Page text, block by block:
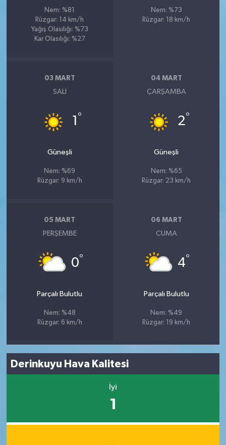
Nem: %81
Rüzgar: 14 km/h
Yağış Olasılığı: %73
Kar Olasılığı: %27
Nem: %73
Rüzgar: 18 km/h
03 MART
SALI
1 °
Güneşli
Nem: %69
Rüzgar: 9 km/h
04 MART
ÇARŞAMBA
2°
Güneşli
Nem: %65
Rüzgar: 23 km/h
05 MART
PERŞEMBE
0°
Parçalı Bulutlu
Nem: %48
Rüzgar: 6 km/h
06 MART
CUMA
4°
Parçalı Bulutlu
Nem: %49
Rüzgar: 19 km/h
Derinkuyu Hava Kalitesi
İyi
1